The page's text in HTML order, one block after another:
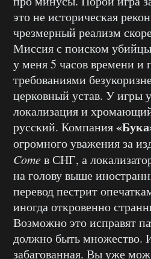
это не историческая
чрезмерный реализм
Миссия с поиском
у меня 5 часов времени и
требованиями
церковный устав. У игры
локализация и
русский. Компания
огромного уважения за
Comeв СНГ, а
на голову выше
перевод пестрит
иногда откровенно
Возможно это исправят
должно быть множество.
забагованная. Вы уже